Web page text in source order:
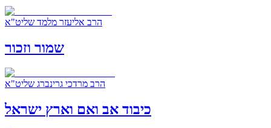
הרב אליעזר מלמד שליט"א
שמור וזכור
הרב מרדכי גרינברג שליט"א
כיבוד אב ואם וארץ ישראל